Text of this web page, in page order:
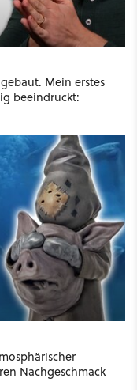
Mein erstes
beeindruckt:
Nachgeschmack